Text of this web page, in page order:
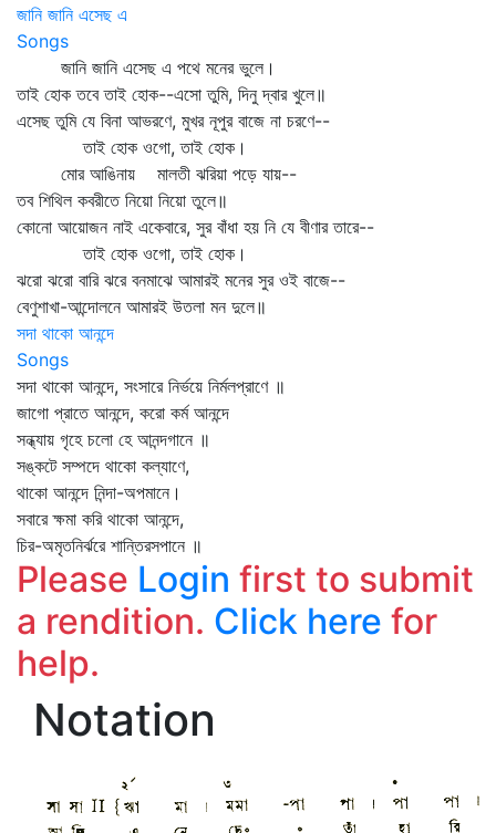
জানি জানি এসেছ এ
Songs
জানি জানি এসেছ এ পথে মনের ভুলে।
তাই হোক তবে তাই হোক--এসো তুমি, দিনু দ্বার খুলে॥
এসেছ তুমি যে বিনা আভরণে, মুখর নূপুর বাজে না চরণে--
তাই হোক ওগো, তাই হোক।
মোর আঙিনায় মালতী ঝরিয়া পড়ে যায়--
তব শিথিল কবরীতে নিয়ো নিয়ো তুলে॥
কোনো আয়োজন নাই একেবারে, সুর বাঁধা হয় নি যে বীণার তারে--
তাই হোক ওগো, তাই হোক।
ঝরো ঝরো বারি ঝরে বনমাঝে আমারই মনের সুর ওই বাজে--
বেণুশাখা-আন্দোলনে আমারই উতলা মন দুলে॥
সদা থাকো আনন্দে
Songs
সদা থাকো আনন্দে, সংসারে নির্ভয়ে নির্মলপ্রাণে ॥
জাগো প্রাতে আনন্দে, করো কর্ম আনন্দে
সন্ধ্যায় গৃহে চলো হে আনন্দগানে ॥
সঙ্কটে সম্পদে থাকো কল্যাণে,
থাকো আনন্দে নিন্দা-অপমানে।
সবারে ক্ষমা করি থাকো আনন্দে,
চির-অমৃতনির্ঝরে শান্তিরসপানে ॥
Please Login first to submit
a rendition. Click here for
help.
Notation